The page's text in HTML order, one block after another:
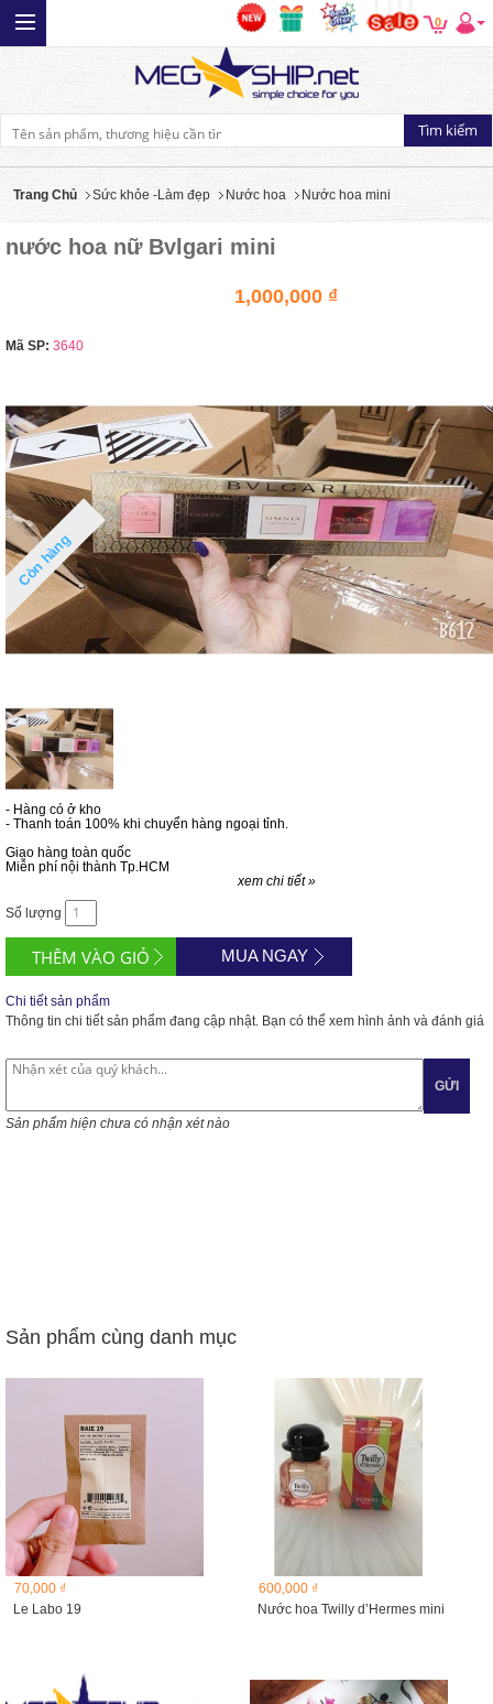
0
Trang Chủ Sức khỏe -Làm đẹp Nước hoa Nước hoa mini
nước hoa nữ Bvlgari mini
1,000,000 ₫
Mã SP: 3640
Còn hàng
- Hàng có ở kho
- Thanh toán 100% khi chuyển hàng ngoại tỉnh.
Giao hàng toàn quốc
Miễn phí nội thành Tp.HCM
xem chi tiết »
Số lượng
MUA NGAY
Chi tiết sản phẩm
Thông tin chi tiết sản phẩm đang cập nhật. Bạn có thể xem hình ảnh và đánh giá
GỬI
Sản phẩm hiện chưa có nhận xét nào
Sản phẩm cùng danh mục
70,000 ₫
Le Labo 19
600,000 ₫
Nước hoa Twilly d’Hermes mini